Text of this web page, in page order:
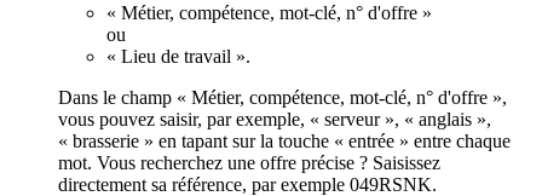
« Métier, compétence, mot-clé, n° d'offre »
ou
« Lieu de travail ».
Dans le champ « Métier, compétence, mot-clé, n° d'offre »,
vous pouvez saisir, par exemple, « serveur », « anglais »,
« brasserie » en tapant sur la touche « entrée » entre chaque
mot. Vous recherchez une offre précise ? Saisissez
directement sa référence, par exemple 049RSNK.